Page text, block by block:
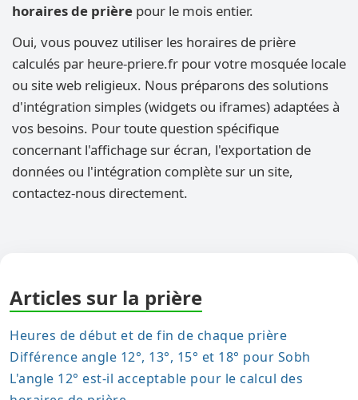
horaires de prière pour le mois entier.
Oui, vous pouvez utiliser les horaires de prière
calculés par heure-priere.fr pour votre mosquée locale
ou site web religieux. Nous préparons des solutions
d'intégration simples (widgets ou iframes) adaptées à
vos besoins. Pour toute question spécifique
concernant l'affichage sur écran, l'exportation de
données ou l'intégration complète sur un site,
contactez-nous directement.
Articles sur la prière
Heures de début et de fin de chaque prière
Différence angle 12°, 13°, 15° et 18° pour Sobh
L'angle 12° est-il acceptable pour le calcul des